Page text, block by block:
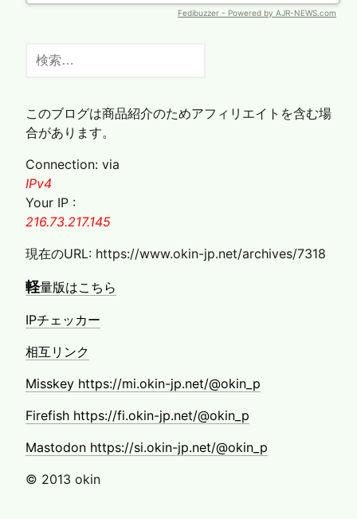
索:
このブログは商品紹介のためアフィリエイトを含む場
合があります。
Connection: via
IPv4
Your IP :
216.73.217.145
現在のURL: https://www.okin-jp.net/archives/7318
軽量版はこちら
IPチェッカー
相互リンク
Misskey https://mi.okin-jp.net/@okin_p
Firefish https://fi.okin-jp.net/@okin_p
Mastodon https://si.okin-jp.net/@okin_p
© 2013 okin